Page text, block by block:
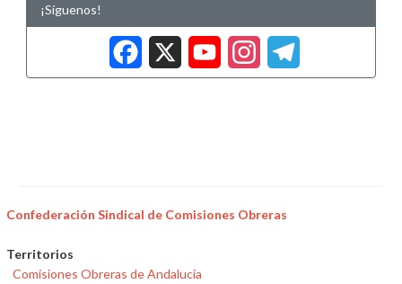
¡Síguenos!
Facebook
X
Confederación Sindical de Comisiones Obreras
Territorios
Comisiones Obreras de Andalucía